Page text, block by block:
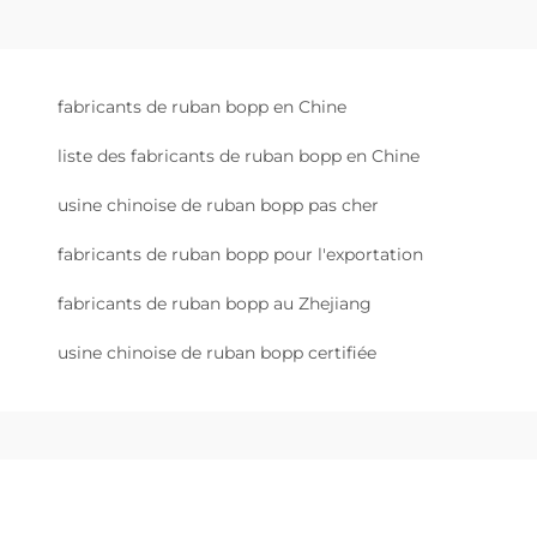
fabricants de ruban bopp en Chine
liste des fabricants de ruban bopp en Chine
usine chinoise de ruban bopp pas cher
fabricants de ruban bopp pour l'exportation
fabricants de ruban bopp au Zhejiang
usine chinoise de ruban bopp certifiée